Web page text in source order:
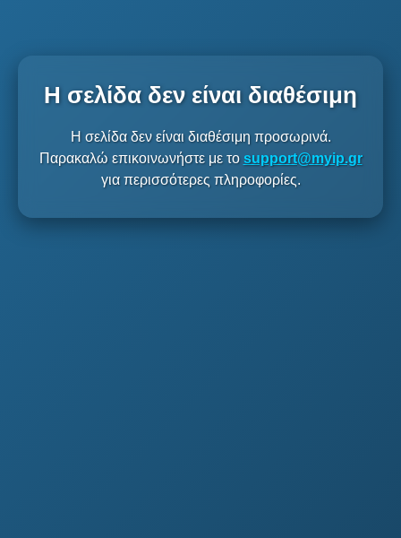
Η σελίδα δεν είναι διαθέσιμη
Η σελίδα δεν είναι διαθέσιμη προσωρινά.
Παρακαλώ επικοινωνήστε με το support@myip.gr
για περισσότερες πληροφορίες.